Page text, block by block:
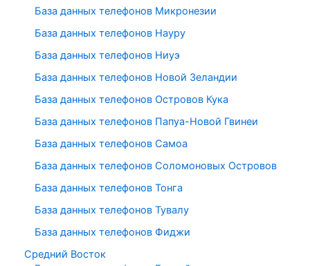
База данных телефонов Микронезии
База данных телефонов Науру
База данных телефонов Ниуэ
База данных телефонов Новой Зеландии
База данных телефонов Островов Кука
База данных телефонов Папуа-Новой Гвинеи
База данных телефонов Самоа
База данных телефонов Соломоновых Островов
База данных телефонов Тонга
База данных телефонов Тувалу
База данных телефонов Фиджи
Средний Восток